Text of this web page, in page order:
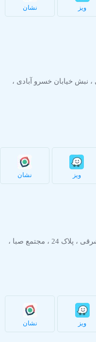
ویز نشان
، نبش خیابان خسرو آبادی ،
ویز نشان
تهران ، خیابان جردن ، خیابان عاطفی شرقی ، پلاک 24 ، مجتمع صبا ،
ویز نشان